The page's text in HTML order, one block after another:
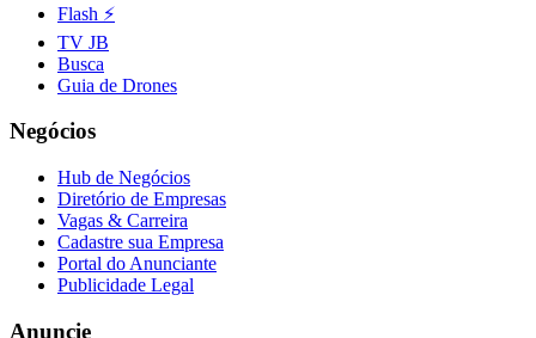
Flash ⚡
TV JB
Busca
Guia de Drones
Negócios
Hub de Negócios
Diretório de Empresas
Vagas & Carreira
Cadastre sua Empresa
Portal do Anunciante
Publicidade Legal
Anuncie